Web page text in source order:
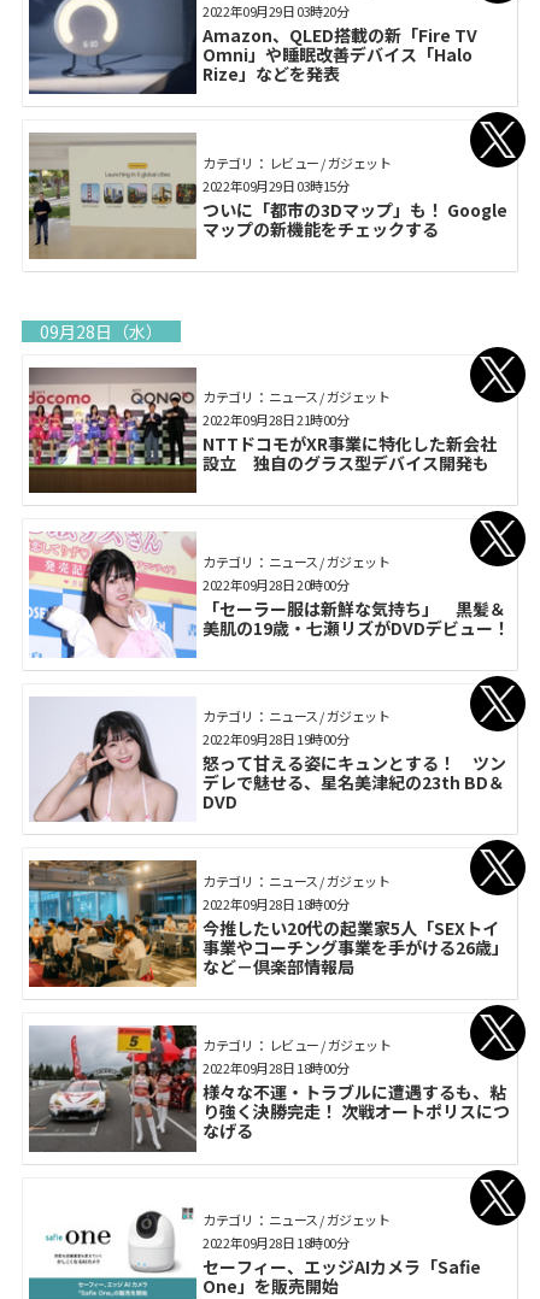
Amazon、QLED搭載の新「Fire TV
Omni」や睡眠改善デバイス「Halo
Rize」などを発表
2022年09月29日 03時20分
カテゴリ： レビュー / ガジェット
ついに「都市の3Dマップ」も！ Google
マップの新機能をチェックする
2022年09月29日 03時15分
09月28日（水）
カテゴリ： ニュース / ガジェット
NTTドコモがXR事業に特化した新会社
設立 独自のグラス型デバイス開発も
2022年09月28日 21時00分
カテゴリ： ニュース / ガジェット
「セーラー服は新鮮な気持ち」 黒髪＆
美肌の19歳・七瀬リズがDVDデビュー！
2022年09月28日 20時00分
カテゴリ： ニュース / ガジェット
怒って甘える姿にキュンとする！ ツン
デレで魅せる、星名美津紀の23th BD＆
DVD
2022年09月28日 19時00分
カテゴリ： ニュース / ガジェット
今推したい20代の起業家5人「SEXトイ
事業やコーチング事業を手がける26歳」
など－倶楽部情報局
2022年09月28日 18時00分
カテゴリ： レビュー / ガジェット
様々な不運・トラブルに遭遇するも、粘
り強く決勝完走！ 次戦オートポリスにつ
なげる
2022年09月28日 18時00分
カテゴリ： ニュース / ガジェット
セーフィー、エッジAIカメラ「Safie
One」を販売開始
2022年09月28日 18時00分